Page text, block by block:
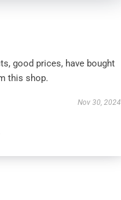
good prices, have bought
this shop.
Nov 30, 2024